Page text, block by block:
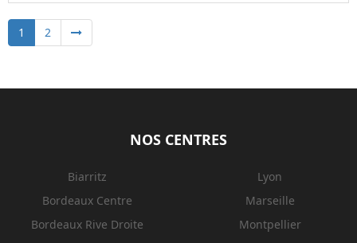
1 2
NOS CENTRES
Biarritz
Bordeaux Centre
Bordeaux Rive Droite
Lyon
Marseille
Montpellier